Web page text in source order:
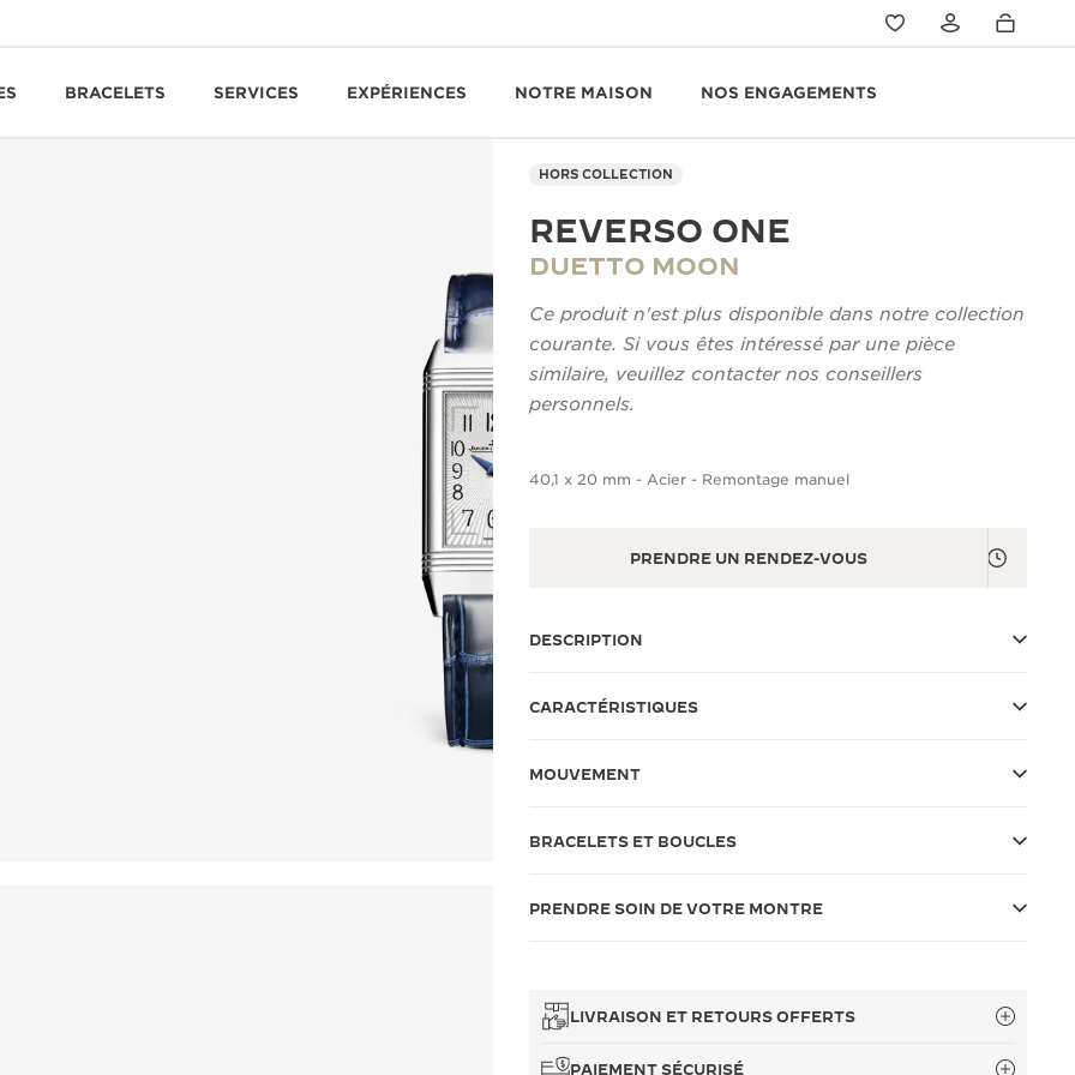
BRACELETS SERVICES EXPÉRIENCES NOTRE MAISON NOS ENGAGEMENTS
HORS COLLECTION
REVERSO ONE
DUETTO MOON
Ce produit n'est plus disponible dans notre collection
courante. Si vous êtes intéressé par une pièce
similaire, veuillez contacter nos conseillers
personnels.
40,1 x 20 mm - Acier - Remontage manuel
PRENDRE UN RENDEZ-VOUS
DESCRIPTION
CARACTÉRISTIQUES
MOUVEMENT
BRACELETS ET BOUCLES
PRENDRE SOIN DE VOTRE MONTRE
LIVRAISON ET RETOURS OFFERTS
PAIEMENT SÉCURISÉ